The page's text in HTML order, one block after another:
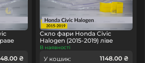
₴
Скло фари Honda Civic
Halogen (2015-2019) ліве
В наявності
У кошик: 1148.00 ₴